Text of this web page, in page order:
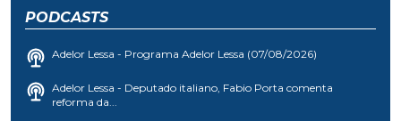
PODCASTS
Adelor Lessa - Programa Adelor Lessa (07/08/2026)
Adelor Lessa - Deputado italiano, Fabio Porta comenta
reforma da...